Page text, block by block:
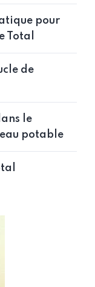
pour
Total
de
le
potable